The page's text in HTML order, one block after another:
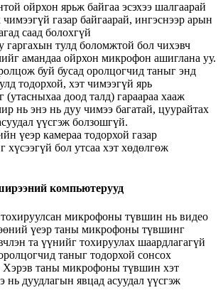
той ойрхон ярьж байгаа эсэхээ шалгаарай
чимээгүй газар байгаарай, ингэснээр арын
гад саад болохгүй
гаргахын тулд боломжтой бол чихэвч
ийг амандаа ойрхон микрофон ашиглана уу.
олцож буй бусад оролцогчид таныг энд
улд тодорхой, хэт чимээгүй ярь
г (утасныхаа доод талд) гараараа хааж
ир нь энэ нь дуу чимээ багатай, цуурайтах
суудал үүсгэж болзошгүй.
йн үеэр камераа тодорхой газар
г хүсээгүй бол утсаа хэт хөдөлгөж
ирээний компьютерууд
тохируулсан микрофоны түвшин нь видео
өний үеэр таны микрофоны түвшинг
члэн та үүнийг тохируулах шаардлагагүй
ролцогчид таныг тодорхой сонсох
Хэрэв таны микрофоны түвшин хэт
э нь дуудлагын явцад асуудал үүсгэж